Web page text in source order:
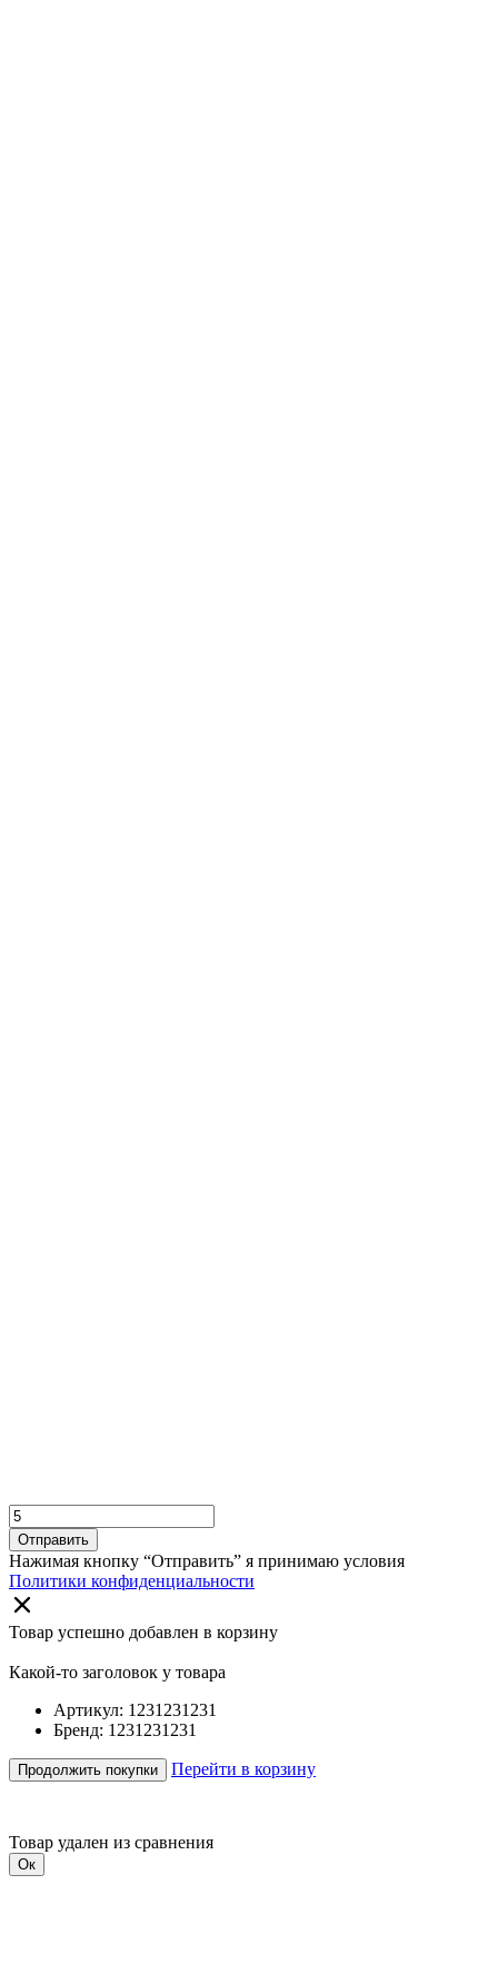
Отправить
Нажимая кнопку “Отправить” я принимаю условия
Политики конфиденциальности
Товар успешно добавлен в корзину
Какой-то заголовок у товара
Артикул: 1231231231
Бренд: 1231231231
Продолжить покупки Перейти в корзину
Товар удален из сравнения
Ок